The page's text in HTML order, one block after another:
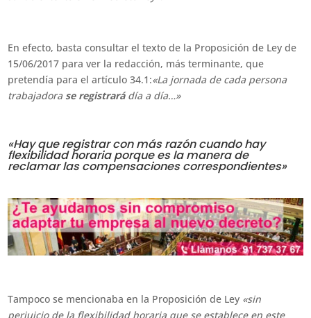
En efecto, basta consultar el texto de la Proposición de Ley de
15/06/2017 para ver la redacción, más terminante, que
pretendía para el artículo 34.1:«La jornada de cada persona
trabajadora se registrarádía a día…»
«Hay que registrar con más razón cuando hay
flexibilidad horaria porque es la manera de
reclamar las compensaciones correspondientes»
Tampoco se mencionaba en la Proposición de Ley «sin
perjuicio de la flexibilidad horaria que se establece en este